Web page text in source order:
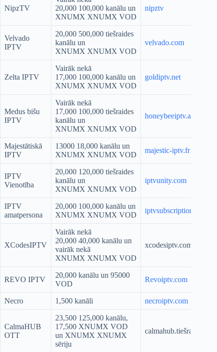
NipzTV
20,000 100,000 kanālu un
XNUMX XNUMX VOD
nipztv
Velvado
IPTV
20,000 500,000 tiešraides
kanālu un
XNUMX XNUMX VOD
velvado.com
Zelta IPTV
Vairāk nekā
17,000 100,000 kanālu un
XNUMX XNUMX VOD
goldiptv.net
Medus bišu
IPTV
Vairāk nekā
17,000 100,000 tiešraides
kanālu un
XNUMX XNUMX VOD
honeybeeiptv.ai
Majestātiskā
IPTV
13000 18,000 kanālu un
XNUMX XNUMX VOD
majestic-iptv.fr
IPTV
Vienotība
20,000 120,000 tiešraides
kanālu un
XNUMX XNUMX VOD
iptvunity.com
IPTV
amatpersona
20,000 100,000 kanālu un
XNUMX XNUMX VOD
XCodesIPTV
Vairāk nekā
20,000 40,000 kanālu un
vairāk nekā
XNUMX XNUMX VOD
xcodesiptv.com
REVO IPTV
20,000 kanālu un 95000
VOD
Revoiptv.com
Necro 1,500 kanāli necroiptv.com
CalmaHUB
OTT
23,500 125,000 kanālu,
17,500 XNUMX VOD
un XNUMX XNUMX
sēriju
calmahub.tiešraide